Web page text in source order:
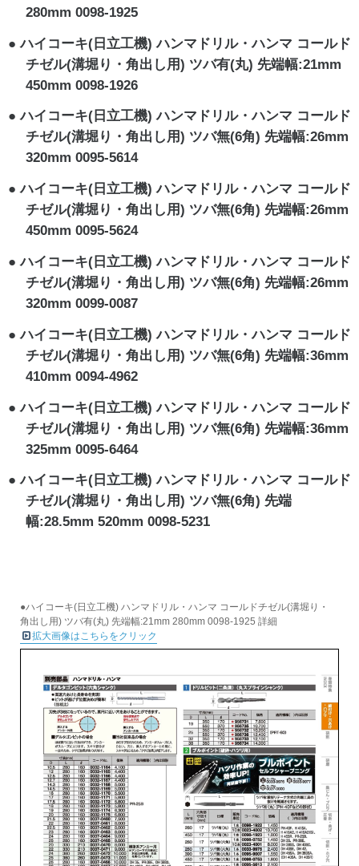
280mm 0098-1925
ハイコーキ(日立工機) ハンマドリル・ハンマ コールド
チゼル(溝堀り・角出し用) ツバ有(丸) 先端幅:21mm
450mm 0098-1926
ハイコーキ(日立工機) ハンマドリル・ハンマ コールド
チゼル(溝堀り・角出し用) ツバ無(6角) 先端幅:26mm
320mm 0095-5614
ハイコーキ(日立工機) ハンマドリル・ハンマ コールド
チゼル(溝堀り・角出し用) ツバ無(6角) 先端幅:26mm
450mm 0095-5624
ハイコーキ(日立工機) ハンマドリル・ハンマ コールド
チゼル(溝堀り・角出し用) ツバ無(6角) 先端幅:26mm
320mm 0099-0087
ハイコーキ(日立工機) ハンマドリル・ハンマ コールド
チゼル(溝堀り・角出し用) ツバ無(6角) 先端幅:36mm
410mm 0094-4962
ハイコーキ(日立工機) ハンマドリル・ハンマ コールド
チゼル(溝堀り・角出し用) ツバ無(6角) 先端幅:36mm
325mm 0095-6464
ハイコーキ(日立工機) ハンマドリル・ハンマ コールド
チゼル(溝堀り・角出し用) ツバ無(6角) 先端
幅:28.5mm 520mm 0098-5231
●ハイコーキ(日立工機) ハンマドリル・ハンマ コールドチゼル(溝堀り・
角出し用) ツバ有(丸) 先端幅:21mm 280mm 0098-1925 詳細
拡大画像はこちらをクリック